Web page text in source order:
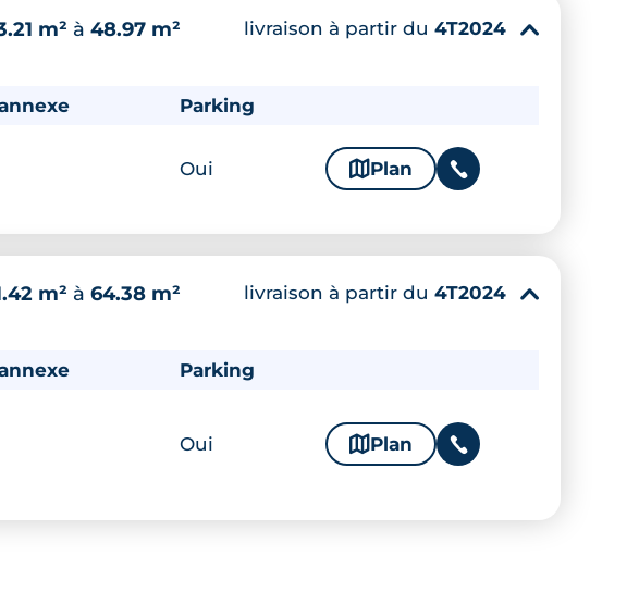
m² à 48.97 m² livraison à partir du 4T2024 ▾
Parking
Oui 🗞 Plan 📞
m² à 64.38 m² livraison à partir du 4T2024 ▾
Parking
Oui 🗞 Plan 📞